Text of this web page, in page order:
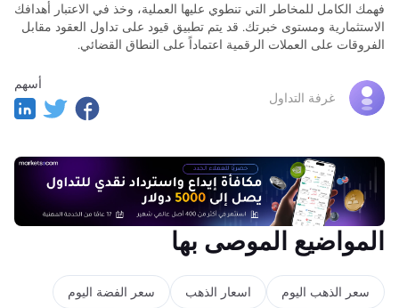
فهمك الكامل للمخاطر التي تنطوي عليها العملية، وخذ في الاعتبار أهدافك
الاستثمارية ومستوى خبرتك. قد يتم تطبيق قيود على تداول العقود مقابل
الفروقات على العملات الرقمية اعتماداً على النطاق القضائي.
غرفة التداول
أسهم
المواضيع الموصى بها
سعر الذهب اليوم اسعار الذهب سعر الفضة اليوم